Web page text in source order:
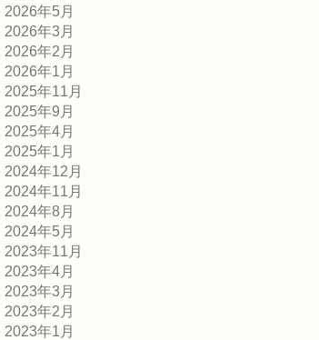
2026年5月
2026年3月
2026年2月
2026年1月
2025年11月
2025年9月
2025年4月
2025年1月
2024年12月
2024年11月
2024年8月
2024年5月
2023年11月
2023年4月
2023年3月
2023年2月
2023年1月